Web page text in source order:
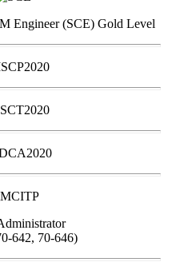
Engineer (SCE) Gold Level
642, 70-646)